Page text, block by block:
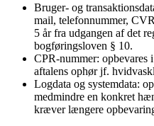
Bruger- og
mail, telefonnummer,
5 år fra udgangen af det
bogføringsloven § 10.
CPR-nummer: opbevares
aftalens ophør jf.
Logdata og systemdata:
medmindre en konkret
kræver længere